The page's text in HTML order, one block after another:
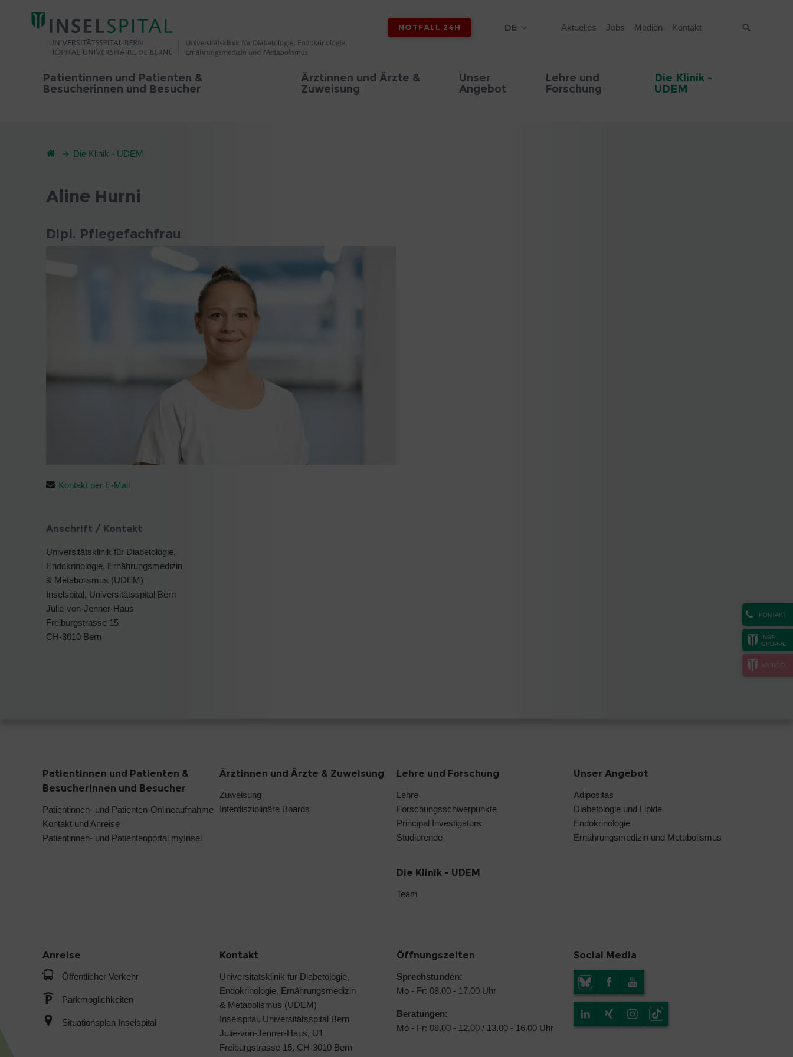
NOTFALL 24H DE Aktuelles Jobs Medien Kontakt
Patientinnen und Patienten &
Besucherinnen und Besucher
Ärztinnen und Ärzte &
Zuweisung
Unser
Angebot
Lehre und
Forschung
Die Klinik -
UDEM
KONTAKT
INSEL
GRUPPE
MYINSEL
Die Klinik - UDEM
Aline Hurni
Dipl. Pflegefachfrau
Kontakt per E-Mail
Anschrift / Kontakt
Universitätsklinik für Diabetologie,
Endokrinologie, Ernährungsmedizin
& Metabolismus (UDEM)
Inselspital, Universitätsspital Bern
Julie-von-Jenner-Haus
Freiburgstrasse 15
CH-3010 Bern
Patientinnen und Patienten &
Besucherinnen und Besucher
Patientinnen- und Patienten-Onlineaufnahme
Kontakt und Anreise
Patientinnen- und Patientenportal myInsel
Ärztinnen und Ärzte & Zuweisung
Zuweisung
Interdisziplinäre Boards
Lehre und Forschung
Lehre
Forschungsschwerpunkte
Principal Investigators
Studierende
Die Klinik - UDEM
Team
Unser Angebot
Adipositas
Diabetologie und Lipide
Endokrinologie
Ernährungsmedizin und Metabolismus
Anreise
Öffentlicher Verkehr
Parkmöglichkeiten
Situationsplan Inselspital
Kontakt
Universitätsklinik für Diabetologie,
Endokrinologie, Ernährungsmedizin
& Metabolismus (UDEM)
Inselspital, Universitätsspital Bern
Julie-von-Jenner-Haus, U1
Freiburgstrasse 15, CH-3010 Bern
Öffnungszeiten
Sprechstunden:
Mo - Fr: 08.00 - 17.00 Uhr
Beratungen:
Mo - Fr: 08.00 - 12.00 / 13.00 - 16.00 Uhr
Social Media